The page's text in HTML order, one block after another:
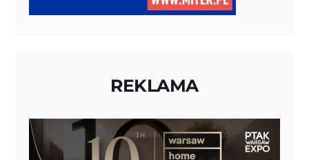
REKLAMA